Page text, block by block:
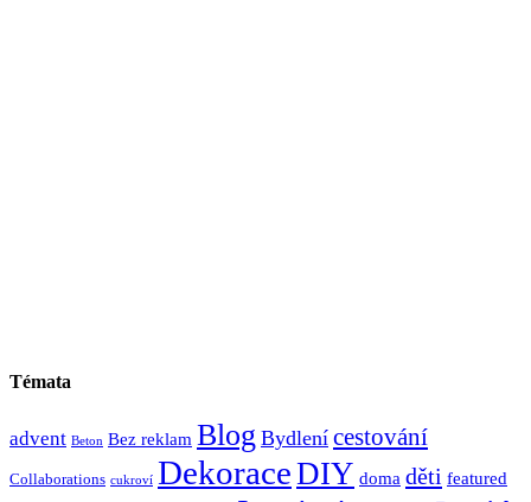
Témata
advent Beton Bez reklam Blog Bydlení cestování
Collaborations cukroví DekoraceDIY doma děti featured